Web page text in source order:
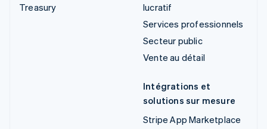
Treasury
lucratif
Services professionnels
Secteur public
Vente au détail
Intégrations et
solutions sur mesure
Stripe App Marketplace